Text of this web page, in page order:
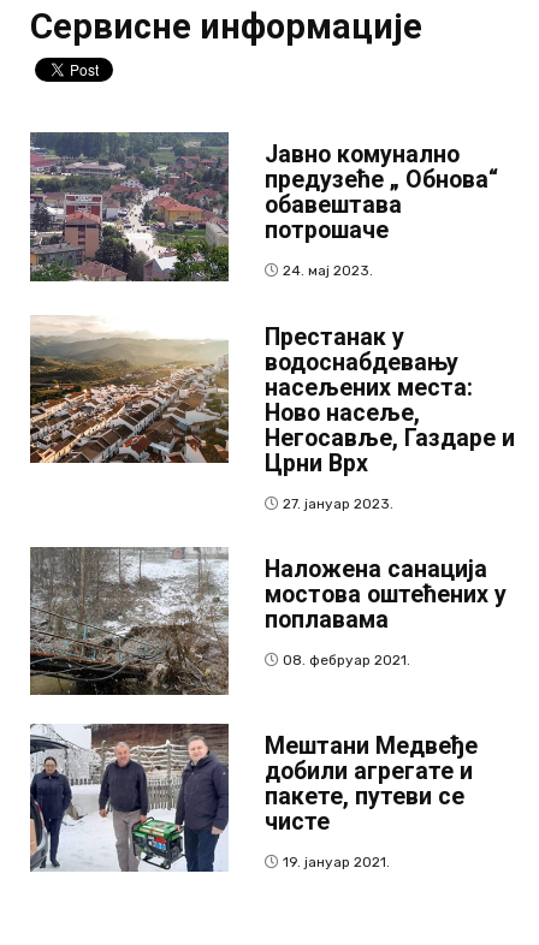
Сервисне информације
Јавно комунално
предузеће „ Обнова“
обавештава
потрошаче
24. мај 2023.
Престанак у
водоснабдевању
насељених места:
Ново насеље,
Негосавље, Газдаре и
Црни Врх
27. јануар 2023.
Наложена санација
мостова оштећених у
поплавама
08. фебруар 2021.
Мештани Mедвеђе
добили агрегате и
пакете, путеви се
чисте
19. јануар 2021.